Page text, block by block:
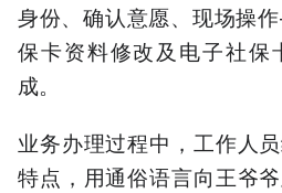
身份、确认意愿、现场操
保卡资料修改及电子社保
成。
业务办理过程中，工作人
特点，用通俗语言向王爷